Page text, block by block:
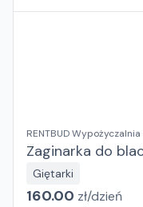
RENTBUD
Elektronarzędzi
Zaginarka do
Giętarki
160.00 zł/dzień